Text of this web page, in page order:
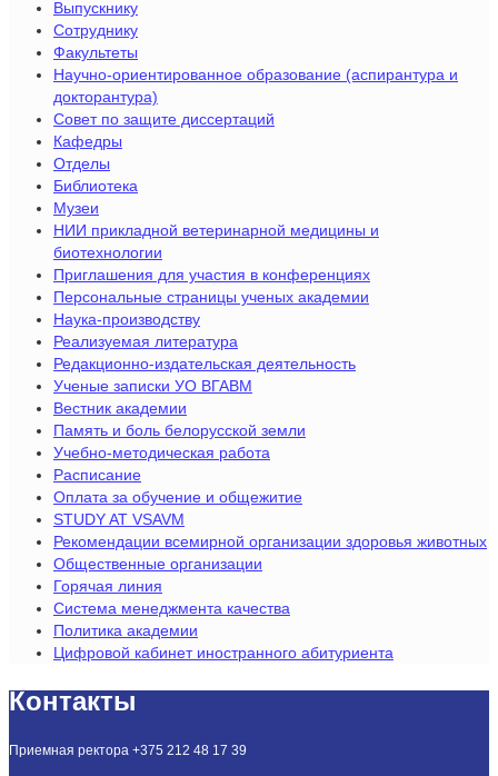
Выпускнику
Сотруднику
Факультеты
Научно-ориентированное образование (аспирантура и
докторантура)
Совет по защите диссертаций
Кафедры
Отделы
Библиотека
Музеи
НИИ прикладной ветеринарной медицины и
биотехнологии
Приглашения для участия в конференциях
Персональные страницы ученых академии
Наука-производству
Реализуемая литература
Редакционно-издательская деятельность
Ученые записки УО ВГАВМ
Вестник академии
Память и боль белорусской земли
Учебно-методическая работа
Расписание
Оплата за обучение и общежитие
STUDY AT VSAVM
Рекомендации всемирной организации здоровья животных
Общественные организации
Горячая линия
Система менеджмента качества
Политика академии
Цифровой кабинет иностранного абитуриента
Контакты
Приемная ректора +375 212 48 17 39